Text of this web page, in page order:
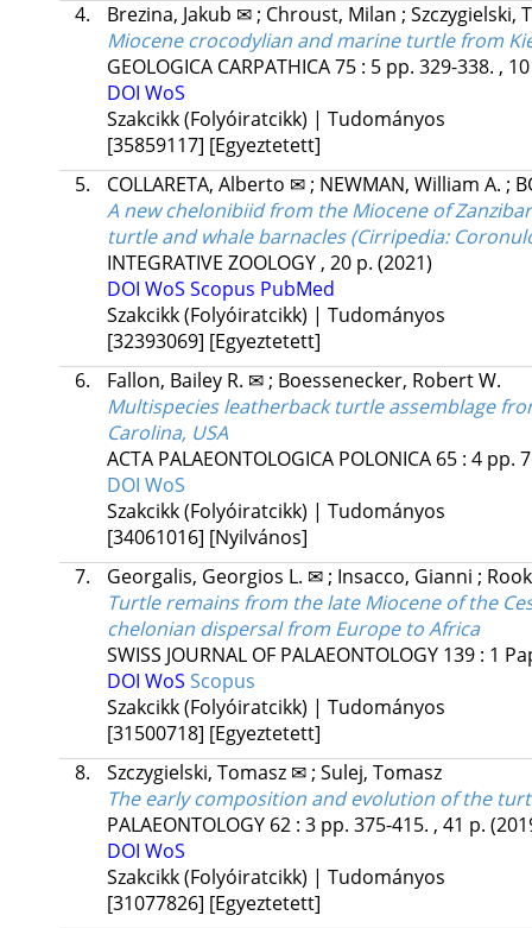
4.
Brezina, Jakub ✉; Chroust, Milan ; Szczygielski,
Miocene crocodylian and marine turtle from
GEOLOGICA CARPATHICA75: 5 pp. 329-338. ,
DOI WoS
Szakcikk (Folyóiratcikk) | Tudományos
[35859117] [Egyeztetett]
5.
COLLARETA, Alberto ✉; NEWMAN, William A. ;
A new chelonibiid from the Miocene of
turtle and whale barnacles (Cirripedia:
INTEGRATIVE ZOOLOGY, 20 p. (2021)
DOI WoS Scopus PubMed
Szakcikk (Folyóiratcikk) | Tudományos
[32393069] [Egyeztetett]
6.
Fallon, Bailey R. ✉; Boessenecker, Robert W.
Multispecies leatherback turtle assemblage
Carolina, USA
ACTA PALAEONTOLOGICA POLONICA 65: 4 pp.
DOI WoS
Szakcikk (Folyóiratcikk) | Tudományos
[34061016] [Nyilvános]
7.
Georgalis, Georgios L. ✉; Insacco, Gianni ;
Turtle remains from the late Miocene of the
chelonian dispersal from Europe to Africa
SWISS JOURNAL OF PALAEONTOLOGY 139: 1
DOI WoS Scopus
Szakcikk (Folyóiratcikk) | Tudományos
[31500718] [Egyeztetett]
8.
Szczygielski, Tomasz ✉; Sulej, Tomasz
The early composition and evolution of the
PALAEONTOLOGY 62: 3 pp. 375-415. , 41 p.
DOI WoS
Szakcikk (Folyóiratcikk) | Tudományos
[31077826] [Egyeztetett]